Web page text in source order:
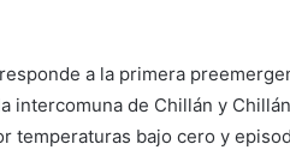
a la primera
intercomuna de Chillán y
temperaturas bajo cero y